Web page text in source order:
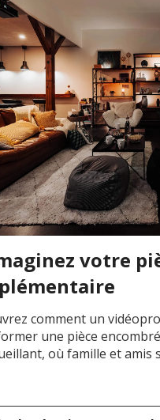
votre
comment un
une pièce
où famille et amis